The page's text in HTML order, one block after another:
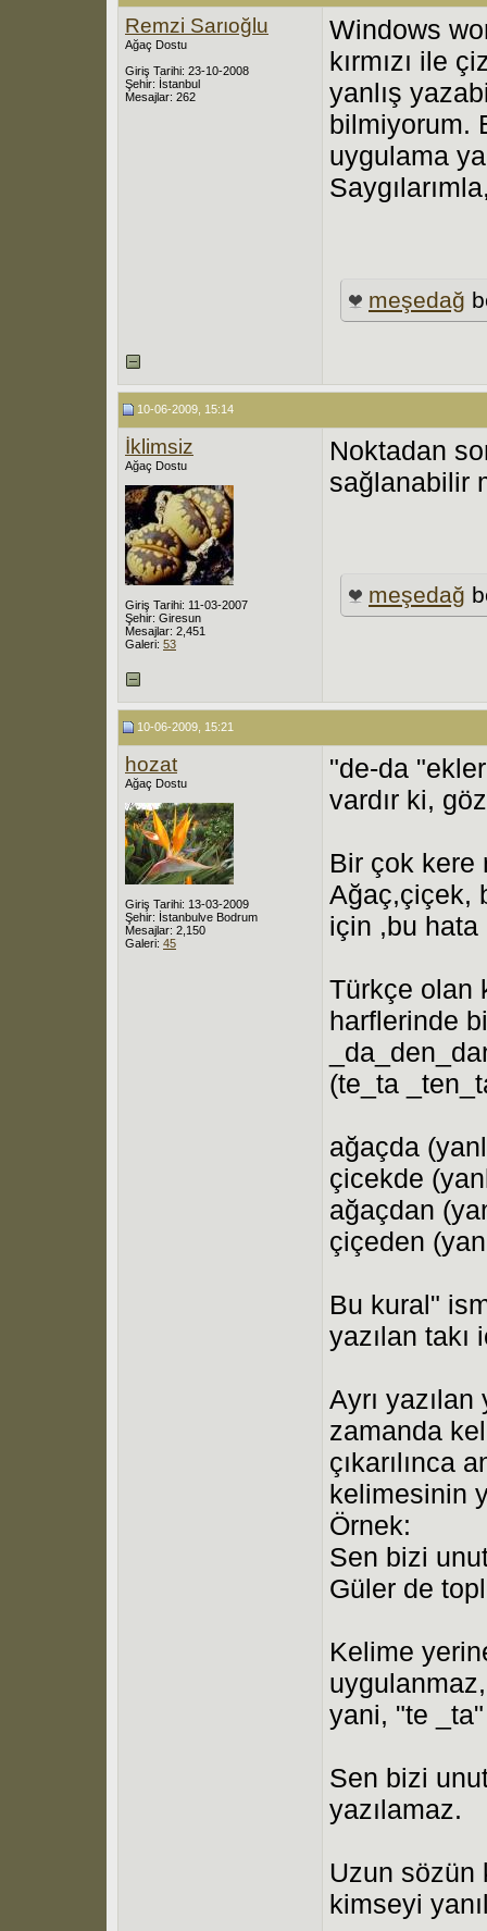
Remzi Sarıoğlu
Ağaç Dostu
Giriş Tarihi: 23-10-2008
Şehir: İstanbul
Mesajlar: 262
Windows
kırmızı ile
yanlış
bilmiyorum.
uygulama
meşedağ
10-06-2009, 15:14
İklimsiz
Ağaç Dostu
Giriş Tarihi: 11-03-2007
Şehir: Giresun
Mesajlar: 2,451
Galeri: 53
Noktadan
sağlanabilir
meşedağ
10-06-2009, 15:21
hozat
Ağaç Dostu
Giriş Tarihi: 13-03-2009
Şehir: İstanbulve Bodrum
Mesajlar: 2,150
Galeri: 45
"de-da
vardır ki,
Bir çok kere
Ağaç,çiçek,
için ,bu hata
Türkçe olan
harflerinde
(te_ta
ağaçda
çicekde
ağaçdan
çiçeden
Bu kural"
yazılan takı
Ayrı
zamanda
çıkarılınca
kelimesinin
Örnek:
Sen bizi
Güler de
Kelime
uygulanmaz,
yani, "te
Sen bizi
yazılamaz.
Uzun sözün
kimseyi